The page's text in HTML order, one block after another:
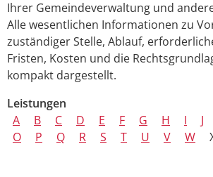
Ihrer Gemeindeverwaltung und
Alle wesentlichen Informationen zu
zuständiger Stelle, Ablauf,
Fristen, Kosten und die
kompakt dargestellt.
Leistungen
A
B C D E F G H I J
O
P Q R S T U V W